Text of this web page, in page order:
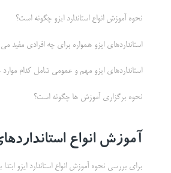
نحوه آموزش انواع استاندارد ایزو چگونه است؟
استانداردهای ایزو همواره برای چه افرادی مفید می
استانداردهای ایزو مهم و عمومی شامل کدام موارد
نحوه برگزاری آموزش ها چگونه است؟
آموزش انواع
برای بررسی نحوه آموزش انواع استاندارد ایزو